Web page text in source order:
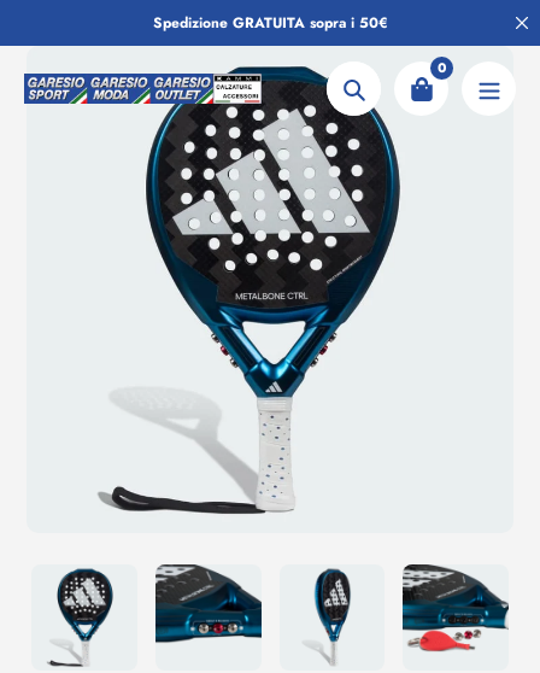
al
contenuto
Spedizione GRATUITA sopra i 50€
Ricerca
0